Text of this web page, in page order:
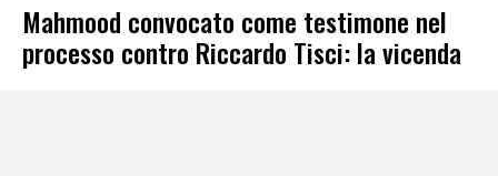
Mahmood convocato come testimone nel
processo contro Riccardo Tisci: la vicenda